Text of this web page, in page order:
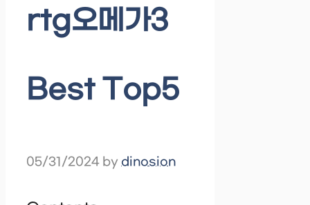
rtg오메가3
Best Top5
05/31/2024 by dinosion